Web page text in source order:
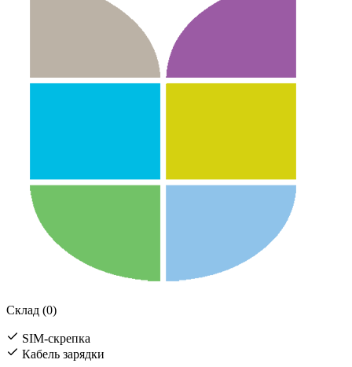
Склад (0)
SIM-скрепка
Кабель зарядки